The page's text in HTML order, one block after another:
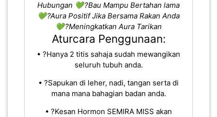
Hubungan 💚 ?Bau Mampu Bertahan lama
💚 ?Aura Positif Jika Bersama Rakan Anda
💚 ?Meningkatkan Aura Tarikan
Aturcara Penggunaan:
• ?Hanya 2 titis sahaja sudah mewangikan
seluruh tubuh anda.
• ?Sapukan di leher, nadi, tangan serta di
mana mana bahagian badan anda.
• ?Kesan Hormon SEMIRA MISS akan